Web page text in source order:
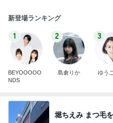
新登場ランキング
1
BEYOOOOO
NDS
2
島倉りか
3
ゆう
堀ちえみ まつ毛